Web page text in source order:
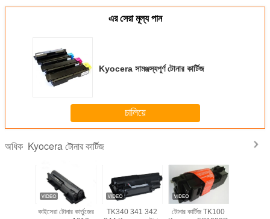
এর সেরা মূল্য পান
Kyocera সামঞ্জস্যপূর্ণ টোনার কার্টিজ
চালিয়ে
অধিক Kyocera টোনার কার্টিজ
কাইসেরা টোনার কার্তুজের
TK340 341 342
টোনার কার্টিজ TK100